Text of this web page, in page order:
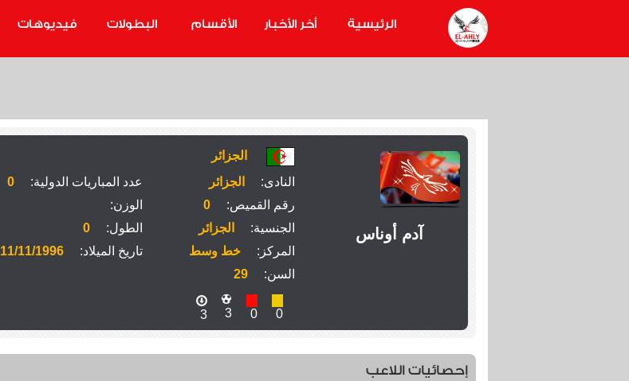
الرئيسية أخر الأخبار الأقسام البطولات فيديوهات
آدم أوناس‎
الجزائر
النادى:
الجزائر عدد المباريات الدولية:
0
رقم القميص:
0
الوزن:
الجنسية:
الجزائر الطول:
0
المركز:
خط وسط تاريخ الميلاد:
11/11/1996
السن:
29
0
0
3
3
إحصائيات اللاعب